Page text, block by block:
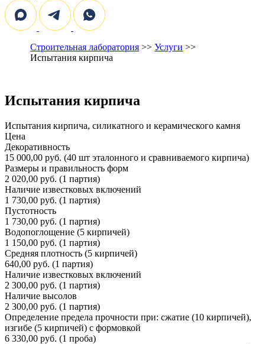
Строительная лаборатория >>Услуги >>
Испытания кирпича
Испытания кирпича
Испытания кирпича, силикатного и керамического камня
Цена
Декоративность
15 000,00 руб. (40 шт эталонного и сравниваемого кирпича)
Размеры и правильность форм
2 020,00 руб. (1 партия)
Наличие известковых включений
1 730,00 руб. (1 партия)
Пустотность
1 730,00 руб. (1 партия)
Водопоглощение (5 кирпичей)
1 150,00 руб. (1 партия)
Средняя плотность (5 кирпичей)
640,00 руб. (1 партия)
Наличие известковых включений
2 300,00 руб. (1 партия)
Наличие высолов
2 300,00 руб. (1 партия)
Определение предела прочности при: сжатие (10 кирпичей),
изгибе (5 кирпичей) с формовкой
6 330,00 руб. (1 проба)